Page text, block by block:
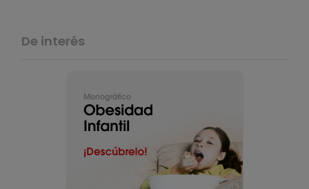
De interés